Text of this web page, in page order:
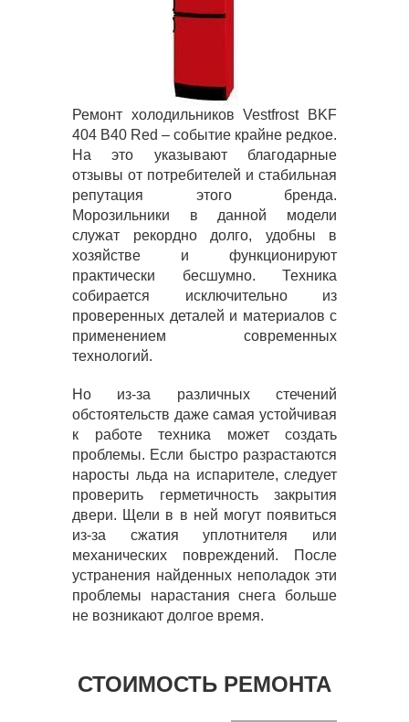
Ремонт холодильников Vestfrost BKF
404 B40 Red – событие крайне редкое.
На это указывают благодарные
отзывы от потребителей и стабильная
репутация этого бренда.
Морозильники в данной модели
служат рекордно долго, удобны в
хозяйстве и функционируют
практически бесшумно. Техника
собирается исключительно из
проверенных деталей и материалов с
применением современных
технологий.
Но из-за различных стечений
обстоятельств даже самая устойчивая
к работе техника может создать
проблемы. Если быстро разрастаются
наросты льда на испарителе, следует
проверить герметичность закрытия
двери. Щели в в ней могут появиться
из-за сжатия уплотнителя или
механических повреждений. После
устранения найденных неполадок эти
проблемы нарастания снега больше
не возникают долгое время.
СТОИМОСТЬ РЕМОНТА